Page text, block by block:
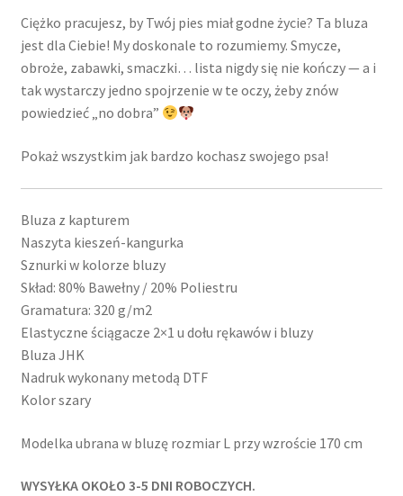
Ciężko pracujesz, by Twój pies miał godne życie? Ta bluza
jest dla Ciebie! My doskonale to rozumiemy. Smycze,
obroże, zabawki, smaczki… lista nigdy się nie kończy — a i
tak wystarczy jedno spojrzenie w te oczy, żeby znów
powiedzieć „no dobra”
Pokaż wszystkim jak bardzo kochasz swojego psa!
Bluza z kapturem
Naszyta kieszeń-kangurka
Sznurki w kolorze bluzy
Skład: 80% Bawełny / 20% Poliestru
Gramatura: 320 g/m2
Elastyczne ściągacze 2×1 u dołu rękawów i bluzy
Bluza JHK
Nadruk wykonany metodą DTF
Kolor szary
Modelka ubrana w bluzę rozmiar L przy wzroście 170 cm
WYSYŁKA OKOŁO 3-5 DNI ROBOCZYCH.